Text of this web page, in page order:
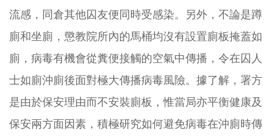
流感，同倉其他囚友便同時受感染。另外，不論是蹲
廁和坐廁，懲教院所內的馬桶均沒有設置廁板掩蓋如
廁，病毒有機會從糞便接觸的空氣中傳播，令在囚人
士如廁沖廁後面對極大傳播病毒風險。據了解，署方
是由於保安理由而不安裝廁板，惟當局亦平衡健康及
保安兩方面因素，積極研究如何避免病毒在沖廁時傳